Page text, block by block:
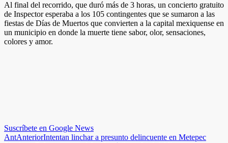
Al final del recorrido, que duró más de 3 horas, un concierto gratuito
de Inspector esperaba a los 105 contingentes que se sumaron a las
fiestas de Días de Muertos que convierten a la capital mexiquense en
un municipio en donde la muerte tiene sabor, olor, sensaciones,
colores y amor.
Suscríbete en Google News
AntAnteriorIntentan linchar a presunto delincuente en Metepec